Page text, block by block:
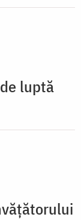
luptă